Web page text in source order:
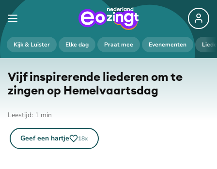
Kijk & Luister Elke dag Praat mee Evenementen
Vijf inspirerende liederen om te
zingen op He­mel­vaarts­dag
Leestijd: 1 min
Geef een hartje 18x